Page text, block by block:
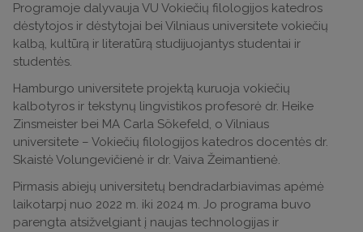
Programoje dalyvauja VU Vokiečių filologijos katedros
dėstytojos ir dėstytojai bei Vilniaus universitete vokiečių
kalbą, kultūrą ir literatūrą studijuojantys studentai ir
studentės.
Hamburgo universitete projektą kuruoja vokiečių
kalbotyros ir tekstynų lingvistikos profesorė dr. Heike
Zinsmeister bei MA Carla Sökefeld, o Vilniaus
universitete – Vokiečių filologijos katedros docentės dr.
Skaistė Volungevičienė ir dr. Vaiva Žeimantienė.
Pirmasis abiejų universitetų bendradarbiavimas apėmė
laikotarpį nuo 2022 m. iki 2024 m. Jo programa buvo
parengta atsižvelgiant į naujas technologijas ir